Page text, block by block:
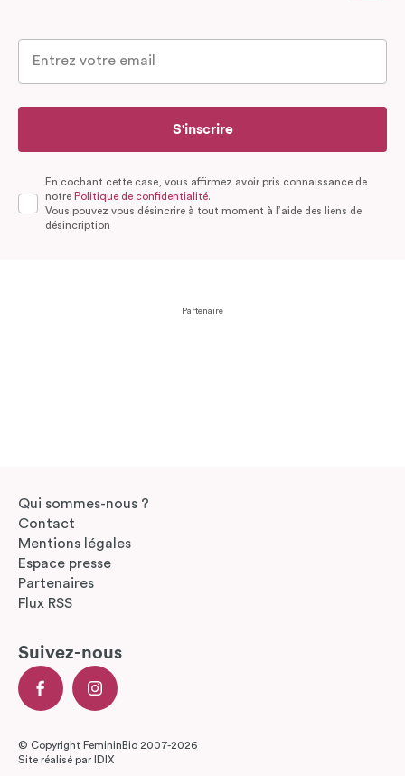
S'inscrire
En cochant cette case, vous affirmez avoir pris connaissance de
notre Politique de confidentialité.
Vous pouvez vous désincrire à tout moment à l’aide des liens de
désincription
Partenaire
Qui sommes-nous ?
Contact
Mentions légales
Espace presse
Partenaires
Flux RSS
Suivez-nous
© Copyright FemininBio 2007-2026
Site réalisé par
IDIX